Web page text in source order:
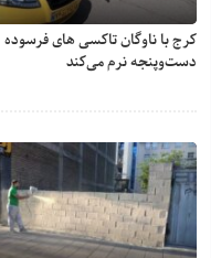
کرج با ناوگان تاکسی های فرسوده
دست‌وپنجه نرم می‌کند